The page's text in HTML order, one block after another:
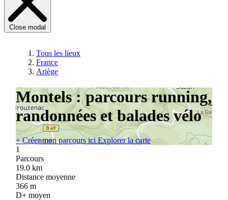
Close modal
Tous les lieux
France
Ariège
Montels : parcours running,
randonnées et balades vélo
+Créer mon parcours iciExplorer la carte
1
Parcours
19.0 km
Distance moyenne
366 m
D+ moyen